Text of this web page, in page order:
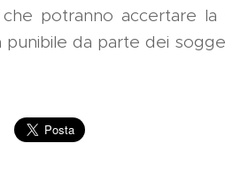
che potranno accertare
da parte dei